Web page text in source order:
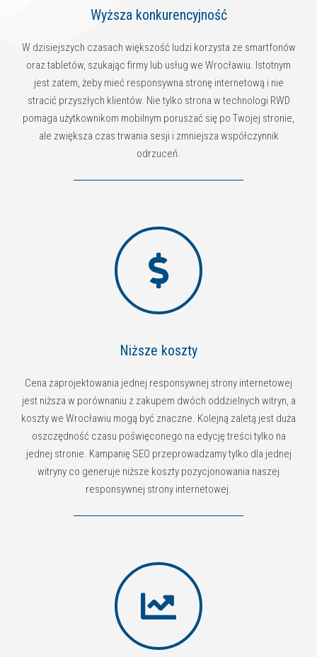
Wyższa konkurencyjność
W dzisiejszych czasach większość ludzi korzysta ze smartfonów
oraz tabletów, szukając firmy lub usług we Wrocławiu. Istotnym
jest zatem, żeby mieć responsywna stronę internetową i nie
stracić przyszłych klientów. Nie tylko strona w technologi RWD
pomaga użytkownikom mobilnym poruszać się po Twojej stronie,
ale zwiększa czas trwania sesji i zmniejsza współczynnik
odrzuceń.
Niższe koszty
Cena zaprojektowania jednej responsywnej strony internetowej
jest niższa w porównaniu z zakupem dwóch oddzielnych witryn, a
koszty we Wrocławiu mogą być znaczne. Kolejną zaletą jest duża
oszczędność czasu poświęconego na edycję treści tylko na
jednej stronie. Kampanię SEO przeprowadzamy tylko dla jednej
witryny co generuje niższe koszty pozycjonowania naszej
responsywnej strony internetowej.